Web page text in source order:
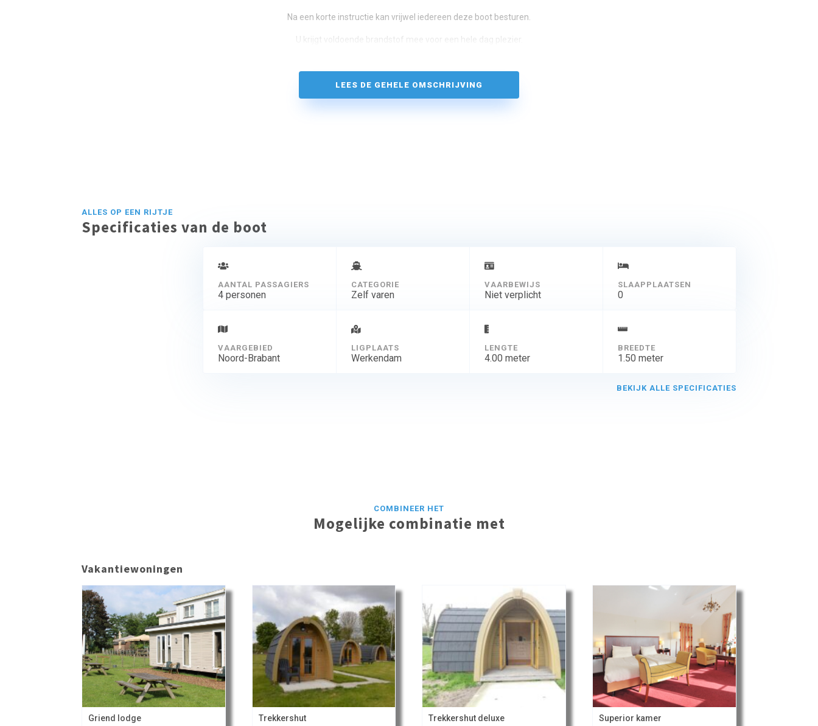
Na een korte instructie kan vrijwel iedereen deze boot besturen.
U krijgt voldoende brandstof mee voor een hele dag plezier.
LEES DE GEHELE OMSCHRIJVING
ALLES OP EEN RIJTJE
Specificaties van de boot
AANTAL PASSAGIERS
4 personen
CATEGORIE
Zelf varen
VAARBEWIJS
Niet verplicht
SLAAPPLAATSEN
0
VAARGEBIED
Noord-Brabant
LIGPLAATS
Werkendam
LENGTE
4.00 meter
BREEDTE
1.50 meter
BEKIJK ALLE SPECIFICATIES
COMBINEER HET
Mogelijke combinatie met
Vakantiewoningen
Griend lodge Trekkershut Trekkershut deluxe Superior kamer